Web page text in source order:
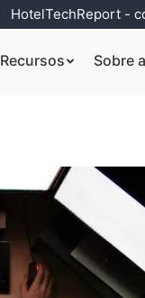
HotelTechReport -
Recursos Sobre